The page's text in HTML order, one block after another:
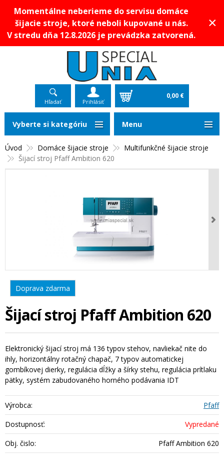
Momentálne neberieme do servisu domáce
šijacie stroje, ktoré neboli kupované u nás.
V stredu dňa 12.8.2026 je prevádzka zatvorená.
×
Hľadať Prihlásiť
0,00 €
Úvod Domáce šijacie stroje
Multifunkčné šijacie stroje
Šijací stroj Pfaff Ambition 620
Doprava zdarma
Šijací stroj Pfaff Ambition 620
Elektronický šijací stroj má 136 typov stehov, navliekač nite do
ihly, horizontálny rotačný chapač, 7 typov automatickej
gombíkovej dierky, regulácia dĺžky a šírky stehu, regulácia prítlaku
pätky, systém zabudovaného horného podávania IDT
Výrobca:
Pfaff
Dostupnosť:
Vypredané
Obj. čislo:
Pfaff Ambition 620
Vyberte si kategóriu Menu